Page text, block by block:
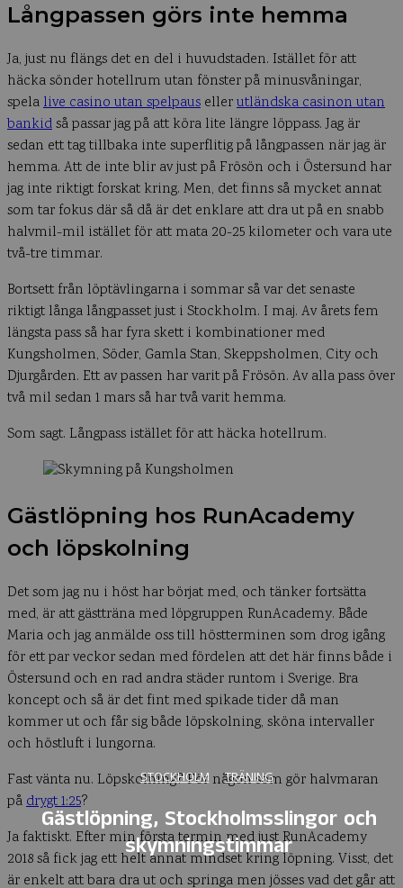
STOCKHOLM TRÄNING
Gästlöpning, Stockholmsslingor och
skymningstimmar
Långpassen görs inte hemma
Ja, just nu flängs det en del i huvudstaden. Istället för att
häcka sönder hotellrum utan fönster på minusvåningar,
spelalive casino utan spelpaus ellerutländska casinon utan
bankidså passar jag på att köra lite längre löppass. Jag är
sedan ett tag tillbaka inte superflitig på långpassen när jag är
hemma. Att de inte blir av just på Frösön och i Östersund har
jag inte riktigt forskat kring. Men, det finns så mycket annat
som tar fokus där så då är det enklare att dra ut på en snabb
halvmil-mil istället för att mata 20-25 kilometer och vara ute
två-tre timmar.
Bortsett från löptävlingarna i sommar så var det senaste
riktigt långa långpasset just i Stockholm. I maj. Av årets fem
längsta pass så har fyra skett i kombinationer med
Kungsholmen, Söder, Gamla Stan, Skeppsholmen, City och
Djurgården. Ett av passen har varit på Frösön. Av alla pass över
två mil sedan 1 mars så har två varit hemma.
Som sagt. Långpass istället för att häcka hotellrum.
Gästlöpning hos RunAcademy
och löpskolning
Det som jag nu i höst har börjat med, och tänker fortsätta
med, är att gästträna med löpgruppen RunAcademy. Både
Maria och jag anmälde oss till höstterminen som drog igång
för ett par veckor sedan med fördelen att det här finns både i
Östersund och en rad andra städer runtom i Sverige. Bra
koncept och så är det fint med spikade tider då man
kommer ut och får sig både löpskolning, sköna intervaller
och höstluft i lungorna.
Fast vänta nu. Löpskolning? För någon som gör halvmaran
pådrygt 1:25?
Ja faktiskt. Efter min första termin med just RunAcademy
2018 så fick jag ett helt annat mindset kring löpning. Visst, det
är enkelt att bara dra ut och springa men jösses vad det går att